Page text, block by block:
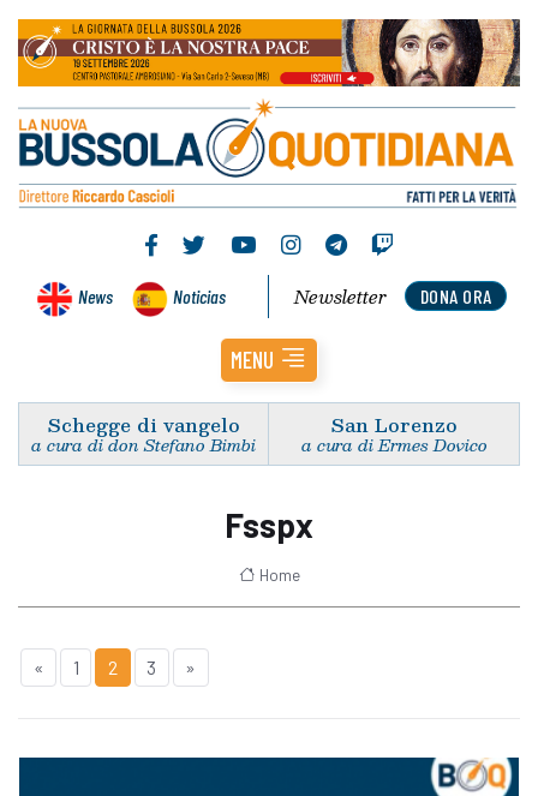
News Noticias DONA ORA
Newsletter
MENU
Schegge di vangelo
a cura di don Stefano Bimbi
San Lorenzo
a cura di Ermes Dovico
Fsspx
Home
« 1 2 3 »